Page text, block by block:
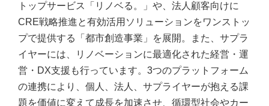
トップサービス「リノベる。」や、法人顧客向けに
CRE戦略推進と有効活用ソリューションをワンストッ
プで提供する「都市創造事業」を展開。また、サプラ
イヤーには、リノベーションに最適化された経営・運
営・DX支援も行っています。3つのプラットフォーム
の連携により、個人、法人、サプライヤーが抱える課
題を価値に変えて成長を加速させ、循環型社会やカー